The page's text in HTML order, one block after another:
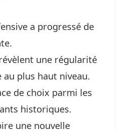
a progressé de
une régularité
plus haut niveau.
de choix parmi les
historiques.
une nouvelle